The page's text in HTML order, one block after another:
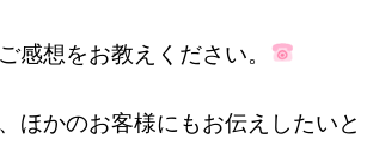
感想をお教えください。
ほかのお客様にもお伝えしたいと